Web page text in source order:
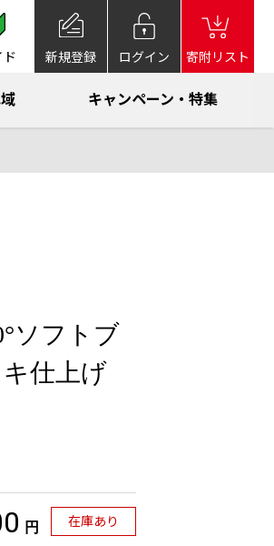
ド 新規登録 ログイン 寄附リスト
キャンペーン・特集
ソフトブ
仕上げ
円 在庫あり